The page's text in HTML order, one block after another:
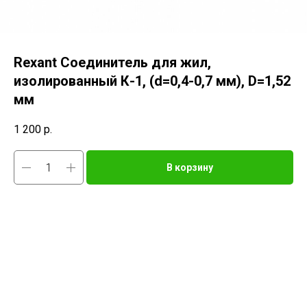
Rexant Соединитель для жил,
изолированный К-1, (d=0,4-0,7 мм), D=1,52
мм
1 200 р.
В корзину